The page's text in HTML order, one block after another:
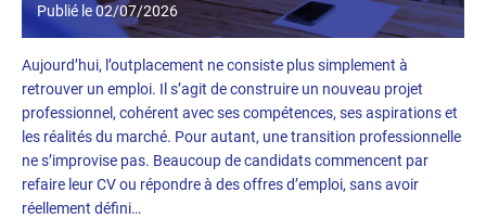
Publié le02/07/2026
Aujourd’hui, l’outplacement ne consiste plus simplement à
retrouver un emploi. Il s’agit de construire un nouveau projet
professionnel, cohérent avec ses compétences, ses aspirations et
les réalités du marché. Pour autant, une transition professionnelle
ne s’improvise pas. Beaucoup de candidats commencent par
refaire leur CV ou répondre à des offres d’emploi, sans avoir
réellement défini…